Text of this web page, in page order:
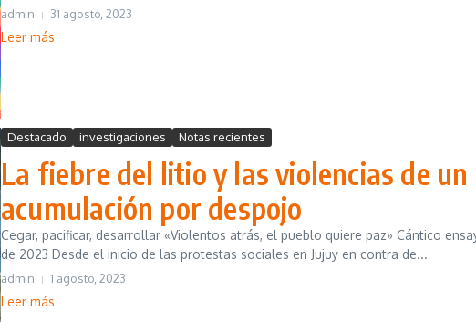
admin 31 agosto, 2023
Leer más
Destacado investigaciones Notas recientes
La fiebre del litio y las violencias de un
acumulación por despojo
Cegar, pacificar, desarrollar «Violentos atrás, el pueblo quiere paz» Cántico
de 2023 Desde el inicio de las protestas sociales en Jujuy en contra de...
admin 1 agosto, 2023
Leer más